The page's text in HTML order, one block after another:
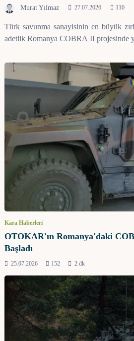
Murat Yılmaz 27.07.2026 110
Türk savunma sanayisinin en büyük
adetlik Romanya COBRA II projesinde
Kara Haberleri
OTOKAR'ın Romanya'daki
Başladı
25.07.2026 152 2 dk